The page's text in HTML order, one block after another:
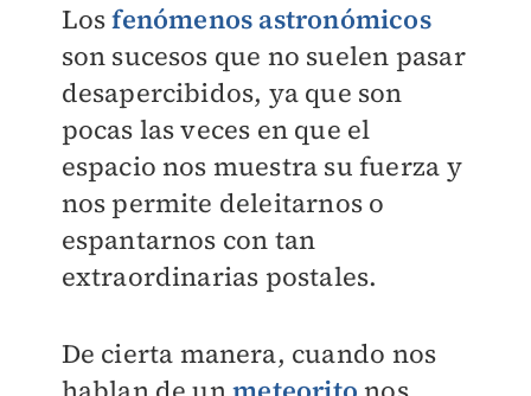
Losfenómenos astronómicos
son sucesos que no suelen pasar
desapercibidos, ya que son
pocas las veces en que el
espacio nos muestra su fuerza y
nos permite deleitarnos o
espantarnos con tan
extraordinarias postales.
De cierta manera, cuando nos